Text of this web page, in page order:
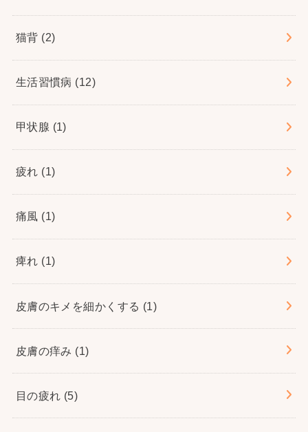
猫背 (2)
生活習慣病 (12)
甲状腺 (1)
疲れ (1)
痛風 (1)
痺れ (1)
皮膚のキメを細かくする (1)
皮膚の痒み (1)
目の疲れ (5)